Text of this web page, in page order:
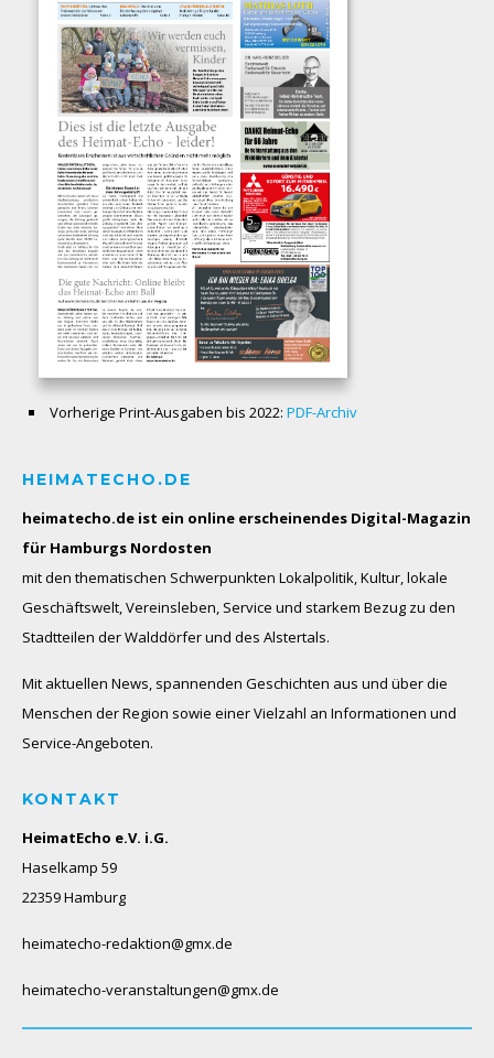
Vorherige Print-Ausgaben bis 2022: PDF-Archiv
HEIMATECHO.DE
heimatecho.de ist ein online erscheinendes Digital-Magazin
für Hamburgs Nordosten
mit den thematischen Schwerpunkten Lokalpolitik, Kultur, lokale
Geschäftswelt, Vereinsleben, Service und starkem Bezug zu den
Stadtteilen der Walddörfer und des Alstertals.
Mit aktuellen News, spannenden Geschichten aus und über die
Menschen der Region sowie einer Vielzahl an Informationen und
Service-Angeboten.
KONTAKT
HeimatEcho e.V. i.G.
Haselkamp 59
22359 Hamburg
heimatecho-redaktion@gmx.de
heimatecho-veranstaltungen@gmx.de